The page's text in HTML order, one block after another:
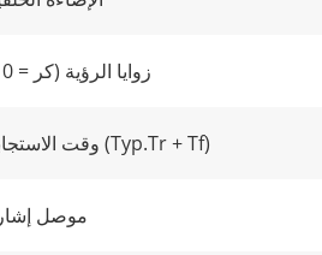
زوايا الرؤية (كر = 10)
وقت الاستجابة (Typ.Tr + Tf)
موصل